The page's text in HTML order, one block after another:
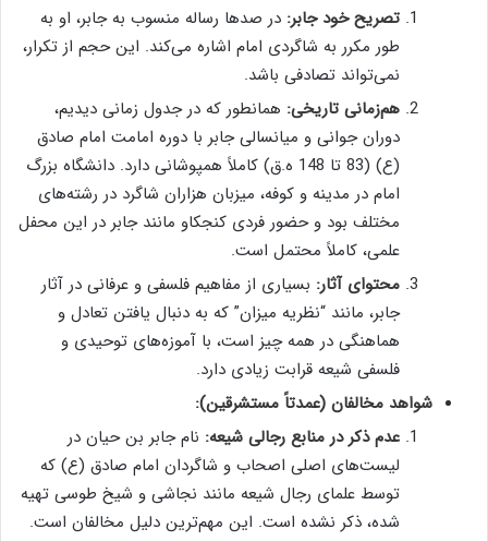
تصریح خود جابر: در صدها رساله منسوب به جابر، او به
طور مکرر به شاگردی امام اشاره می‌کند. این حجم از تکرار،
نمی‌تواند تصادفی باشد.
هم‌زمانی تاریخی: همانطور که در جدول زمانی دیدیم،
دوران جوانی و میانسالی جابر با دوره امامت امام صادق
(ع) (83 تا 148 ه.ق) کاملاً همپوشانی دارد. دانشگاه بزرگ
امام در مدینه و کوفه، میزبان هزاران شاگرد در رشته‌های
مختلف بود و حضور فردی کنجکاو مانند جابر در این محفل
علمی، کاملاً محتمل است.
محتوای آثار: بسیاری از مفاهیم فلسفی و عرفانی در آثار
جابر، مانند “نظریه میزان” که به دنبال یافتن تعادل و
هماهنگی در همه چیز است، با آموزه‌های توحیدی و
فلسفی شیعه قرابت زیادی دارد.
شواهد مخالفان (عمدتاً مستشرقین):
عدم ذکر در منابع رجالی شیعه: نام جابر بن حیان در
لیست‌های اصلی اصحاب و شاگردان امام صادق (ع) که
توسط علمای رجال شیعه مانند نجاشی و شیخ طوسی تهیه
شده، ذکر نشده است. این مهم‌ترین دلیل مخالفان است.